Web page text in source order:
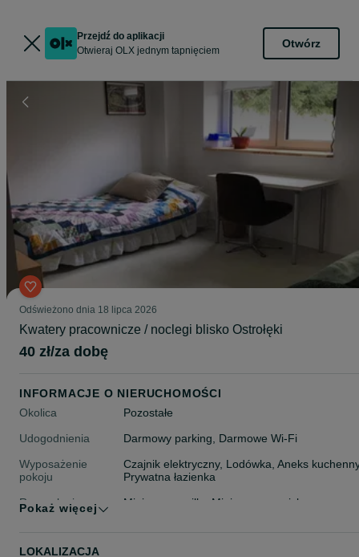
Przejdź do aplikacji
Otwieraj OLX jednym tapnięciem
Otwórz
Odświeżono dnia 18 lipca 2026
Kwatery pracownicze / noclegi blisko Ostrołęki
40 zł/za dobę
INFORMACJE O NIERUCHOMOŚCI
Okolica
Pozostałe
Udogodnienia
Darmowy parking, Darmowe Wi-Fi
Wyposażenie
pokoju
Czajnik elektryczny, Lodówka, Aneks
Prywatna łazienka
Rozrywka i
rekreacja
Miejsce na grilla, Miejsce na ognisko
gości
Pokaż więcej
LOKALIZACJA